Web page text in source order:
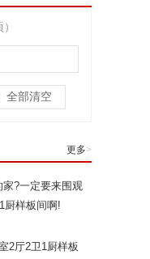
全部清空
更多>
?一定要来围观
厨样板间啊!
2厅2卫1厨样板